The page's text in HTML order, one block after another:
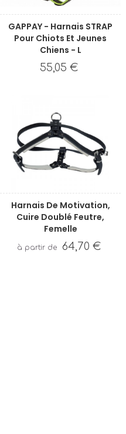
GAPPAY - Harnais STRAP
Pour Chiots Et Jeunes
Chiens - L
55,05 €
Harnais De Motivation,
Cuire Doublé Feutre,
Femelle
64,70 €